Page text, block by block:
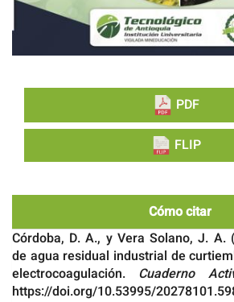
PDF
FLIP
Cómo citar
Córdoba, D. A., y Vera Solano, J. A.
de agua residual industrial de
electrocoagulación. Cuaderno
https://doi.org/10.53995/